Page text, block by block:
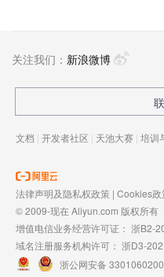
关注我们： 新浪微博
文档 | 开发者社区 | 天池大赛 | 培训
法律声明及隐私权政策 | Cookies政
© 2009-现在 Aliyun.com 版权所有
增值电信业务经营许可证： 浙B2-
域名注册服务机构许可： 浙D3-
浙公网安备